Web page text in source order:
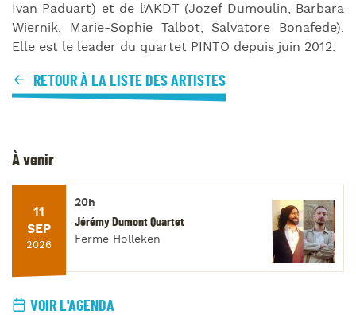
Ivan Paduart) et de l’AKDT (Jozef Dumoulin, Barbara
Wiernik, Marie-Sophie Talbot, Salvatore Bonafede).
Elle est le leader du quartet PINTO depuis juin 2012.
RETOUR À LA LISTE DES ARTISTES
À venir
11
SEP
2026
20h
Jérémy Dumont Quartet
Ferme Holleken
VOIR L'AGENDA